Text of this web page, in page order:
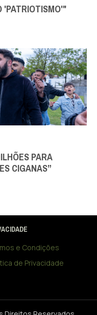
'PATRIOTISMO'"
PARA
CIGANAS”
e Condições
de Privacidade